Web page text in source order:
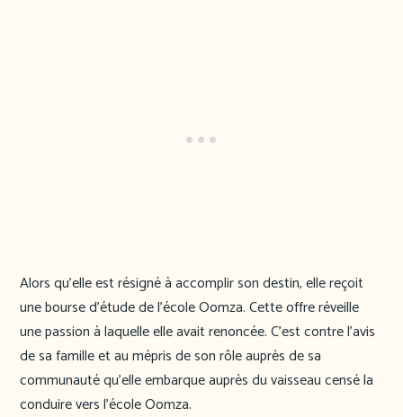
Alors qu’elle est résigné à accomplir son destin, elle reçoit
une bourse d’étude de l’école Oomza. Cette offre réveille
une passion à laquelle elle avait renoncée. C’est contre l’avis
de sa famille et au mépris de son rôle auprès de sa
communauté qu’elle embarque auprès du vaisseau censé la
conduire vers l’école Oomza.